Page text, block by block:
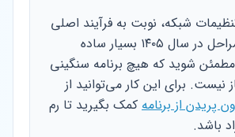
شبکه، نوبت به فرآیند اصلی
می‌رسد. این مراحل در سال ۱۴۰۵ بسیار ساده
مطمئن شوید که هیچ برنامه سنگینی
نیست. برای این کار می‌توانید از
پریدن از برنامه کمک بگیرید تا رم
باشد.